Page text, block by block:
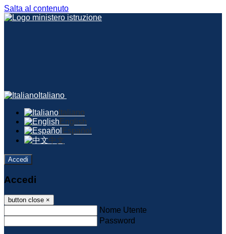
Salta al contenuto
Italiano
Italiano
English
Español
中文
Accedi
Accedi
button close ×
Nome Utente
Password